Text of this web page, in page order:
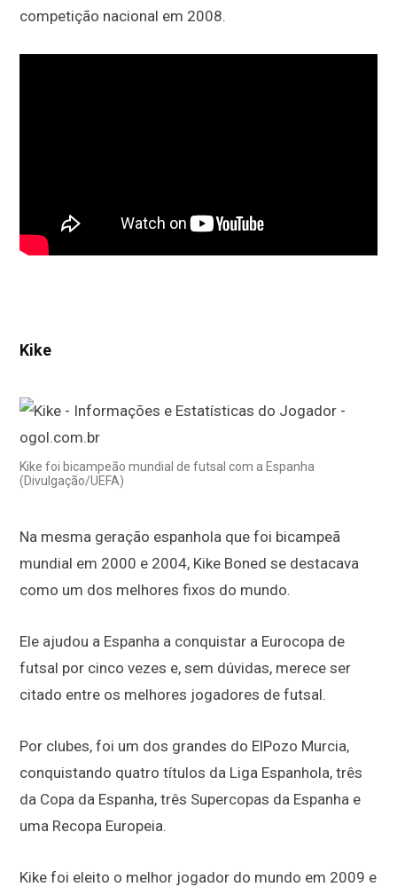
competição nacional em 2008.
Kike
Kike foi bicampeão mundial de futsal com a Espanha
(Divulgação/UEFA)
Na mesma geração espanhola que foi bicampeã
mundial em 2000 e 2004, Kike Boned se destacava
como um dos melhores fixos do mundo.
Ele ajudou a Espanha a conquistar a Eurocopa de
futsal por cinco vezes e, sem dúvidas, merece ser
citado entre os melhores jogadores de futsal.
Por clubes, foi um dos grandes do ElPozo Murcia,
conquistando quatro títulos da Liga Espanhola, três
da Copa da Espanha, três Supercopas da Espanha e
uma Recopa Europeia.
Kike foi eleito o melhor jogador do mundo em 2009 e